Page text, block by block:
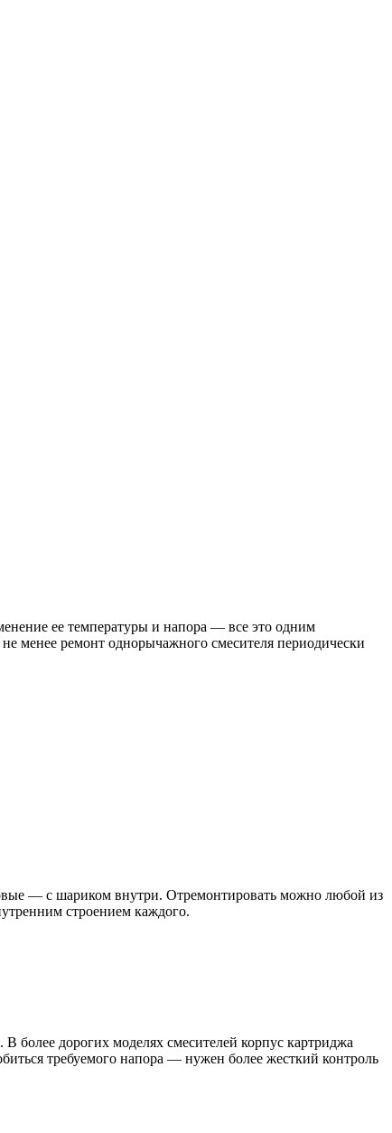
ее температуры и напора — все это одним
менее ремонт однорычажного смесителя периодически
— с шариком внутри. Отремонтировать можно любой из
строением каждого.
дорогих моделях смесителей корпус картриджа
требуемого напора — нужен более жесткий контроль